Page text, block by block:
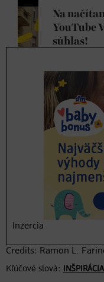
Na
YouTube
súhlas!
Na
chcete
podrobnosti
Powered
Videocredits:
Agency, Nadina
Kubacek, dm
SRL, Foto atelje,
Fullart Studio /
Credits: Ramon L.
Kľúčové slová: INŠPIRÁCIA
Inzercia